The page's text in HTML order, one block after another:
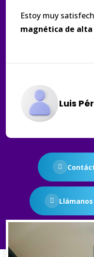
Estoy muy
magnética de alta
Luis